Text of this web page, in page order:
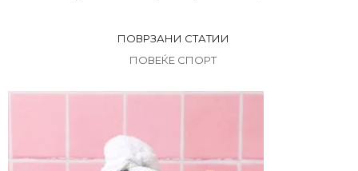
ПОВРЗАНИ СТАТИИ
ПОВЕЌЕ СПОРТ